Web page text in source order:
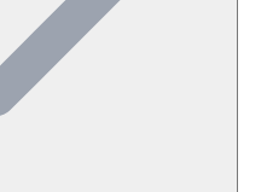
Seçenekleri
karavan